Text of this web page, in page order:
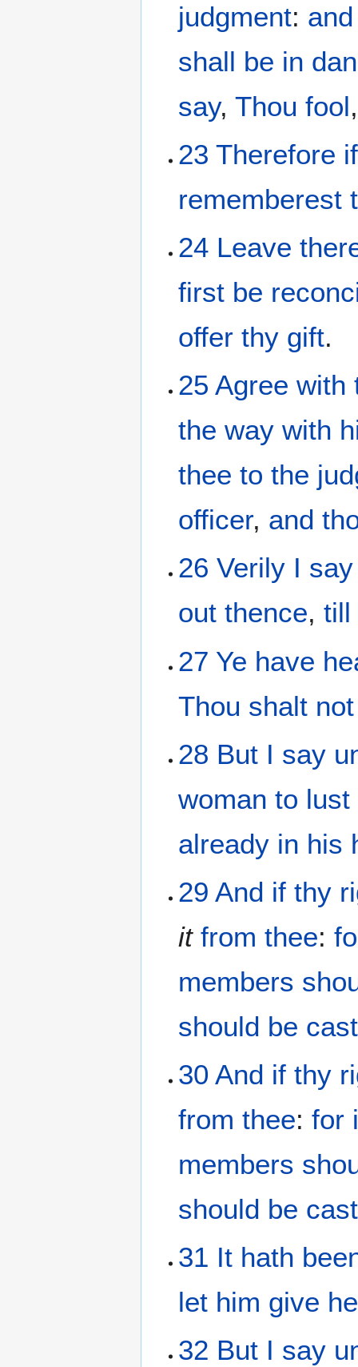
judgment: and
shall be in
say,Thou fool
23 Therefore if
rememberest
24 Leave
first be
offer thy gift.
25 Agree with
the way with
thee to the
officer, and
26 Verily I say
out thence,till
27 Ye have
Thou shalt not
28 But I say
woman to lust
already in his
29 And if thy
it from thee:
members
should be cast
30 And if thy
from thee:for
members
should be cast
31 It hath
let him give
32 But I say